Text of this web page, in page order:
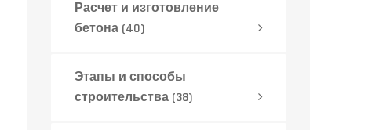
Расчет и изготовление
бетона (40)
Этапы и способы
строительства (38)